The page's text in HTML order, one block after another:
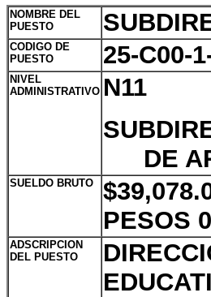
NOMBRE DEL
PUESTO
CODIGO DE
PUESTO
25-C00-
NIVEL
ADMINISTRATIVO N11
DE
SUELDO BRUTO
PESOS
ADSCRIPCION
DEL PUESTO